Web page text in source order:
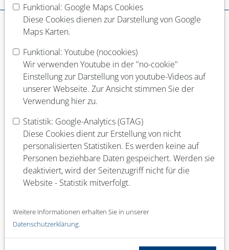
Schulabschluss
Abgeschlossene Berufsausbildung
Laufende Berufsausbildung
Abgeschlossenes Studium (Fach)
Laufendes Studium (Fach)
Funktional: Google Maps Cookies
Diese Cookies dienen zur Darstellung von Google
Maps Karten.
Funktional: Youtube (nocookies)
Wir verwenden Youtube in der "no-cookie"
Einstellung zur Darstellung von youtube-Videos auf
unserer Webseite. Zur Ansicht stimmen Sie der
Verwendung hier zu.
Statistik: Google-Analytics (GTAG)
Diese Cookies dient zur Erstellung von nicht
personalisierten Statistiken. Es werden keine auf
Personen beziehbare Daten gespeichert. Werden sie
deaktiviert, wird der Seitenzugriff nicht für die
Website - Statistik mitverfolgt.
Weitere Informationen erhalten Sie in unserer
Datenschutzerklärung.